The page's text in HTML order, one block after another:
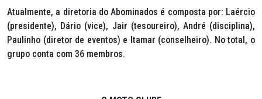
Atualmente, a diretoria do Abominados é composta por: Laércio
(presidente), Dário (vice), Jair (tesoureiro), André (disciplina),
Paulinho (diretor de eventos) e Itamar (conselheiro). No total, o
grupo conta com 36 membros.